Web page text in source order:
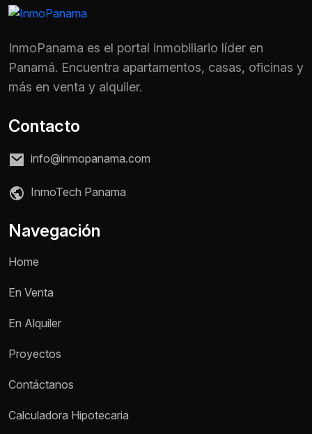
InmoPanama es el portal inmobiliario líder en
Panamá. Encuentra apartamentos, casas, oficinas y
más en venta y alquiler.
Contacto
info@inmopanama.com
InmoTech Panama
Navegación
Home
En Venta
En Alquiler
Proyectos
Contáctanos
Calculadora Hipotecaria